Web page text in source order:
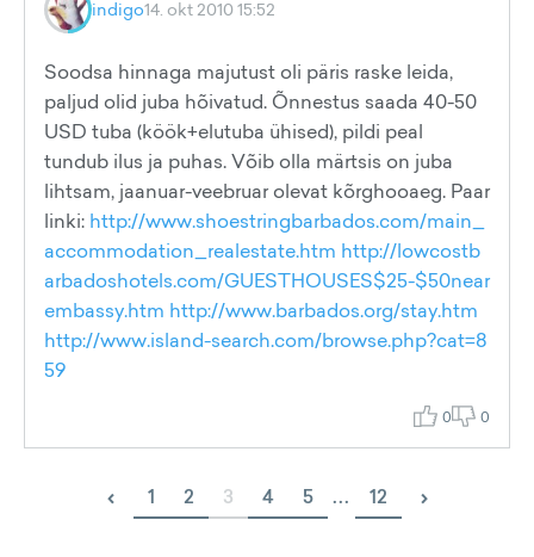
indigo14. okt 2010 15:52
Soodsa hinnaga majutust oli päris raske leida,
paljud olid juba hõivatud. Õnnestus saada 40-50
USD tuba (köök+elutuba ühised), pildi peal
tundub ilus ja puhas. Võib olla märtsis on juba
lihtsam, jaanuar-veebruar olevat kõrghooaeg. Paar
linki: http://www.shoestringbarbados.com/main_
accommodation_realestate.htm http://lowcostb
arbadoshotels.com/GUESTHOUSES$25-$50near
embassy.htm http://www.barbados.org/stay.htm
http://www.island-search.com/browse.php?cat=8
59
0 0
‹ 1 2 3 4 5 ... 12 ›